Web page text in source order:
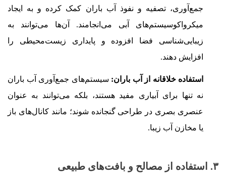
جمع‌آوری، تصفیه و نفوذ آب باران کمک کرده و به ایجاد
میکرواکوسیستم‌های آبی می‌انجامند. آن‌ها می‌توانند به
زیبایی‌شناسی فضا افزوده و پایداری زیست‌محیطی را
افزایش دهند.
استفاده خلاقانه از آب باران: سیستم‌های جمع‌آوری آب باران
نه تنها برای آبیاری مفید هستند، بلکه می‌توانند به عنوان
عنصری بصری در طراحی گنجانده شوند؛ مانند کانال‌های باز
یا مخازن آب زیبا.
۳. استفاده از مصالح و بافت‌های طبیعی